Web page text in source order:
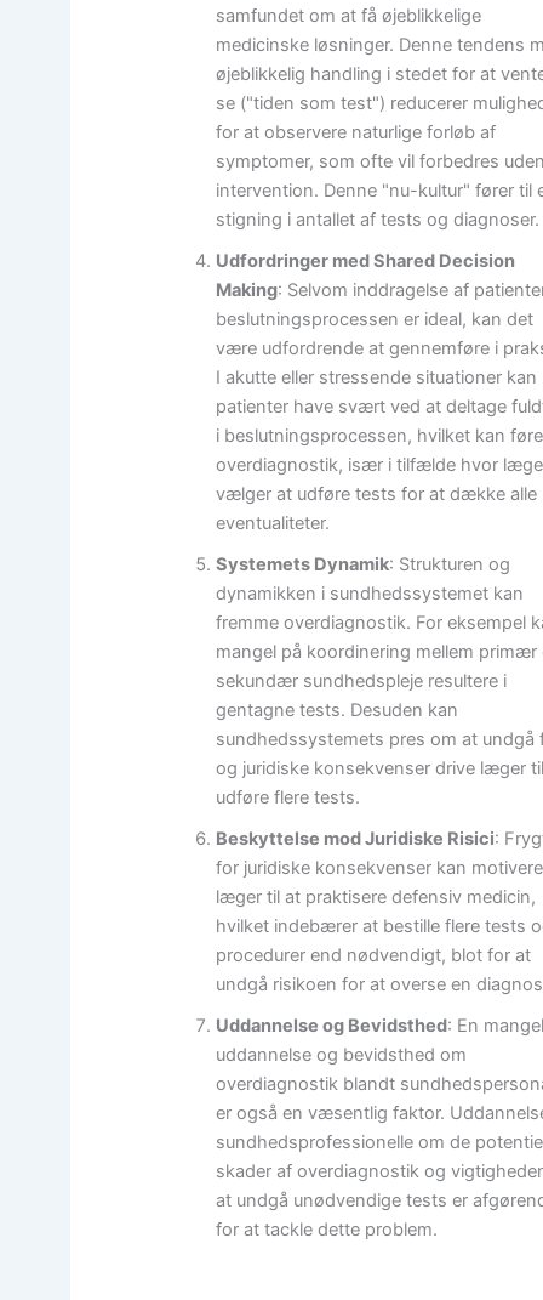
samfundet om at få øjeblikkelige
medicinske løsninger. Denne tendens
øjeblikkelig handling i stedet for at
se ("tiden som test") reducerer
for at observere naturlige forløb af
symptomer, som ofte vil forbedres
intervention. Denne "nu-kultur" fører til
stigning i antallet af tests og diagnoser.
Udfordringer med Shared Decision
Making: Selvom inddragelse af
beslutningsprocessen er ideal, kan det
være udfordrende at gennemføre i
I akutte eller stressende situationer kan
patienter have svært ved at deltage
i beslutningsprocessen, hvilket kan
overdiagnostik, især i tilfælde hvor
vælger at udføre tests for at dække alle
eventualiteter.
Systemets Dynamik: Strukturen og
dynamikken i sundhedssystemet kan
fremme overdiagnostik. For eksempel
mangel på koordinering mellem primær
sekundær sundhedspleje resultere i
gentagne tests. Desuden kan
sundhedssystemets pres om at undgå
og juridiske konsekvenser drive læger
udføre flere tests.
Beskyttelse mod Juridiske Risici:
for juridiske konsekvenser kan motivere
læger til at praktisere defensiv medicin,
hvilket indebærer at bestille flere tests
procedurer end nødvendigt, blot for at
undgå risikoen for at overse en
Uddannelse og Bevidsthed: En
uddannelse og bevidsthed om
overdiagnostik blandt
er også en væsentlig faktor.
sundhedsprofessionelle om de
skader af overdiagnostik og
at undgå unødvendige tests er
for at tackle dette problem.